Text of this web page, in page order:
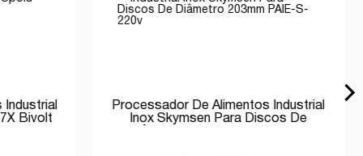
Bivolt
Processador De Alimentos Industrial
Inox Skymsen Para Discos De